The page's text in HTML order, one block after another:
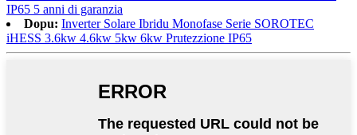
IP65 5 anni di garanzia
Dopu: Inverter Solare Ibridu Monofase Serie SOROTEC
iHESS 3.6kw 4.6kw 5kw 6kw Prutezzione IP65